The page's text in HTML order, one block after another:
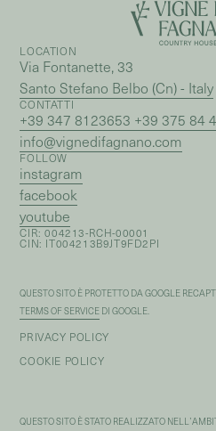
LOCATION
Via Fontanette, 33
Santo Stefano Belbo (Cn) - Italy
CONTATTI
+39 347 8123653 +39 375 84
info@vignedifagnano.com
FOLLOW
instagram
facebook
youtube
CIR: 004213-RCH-00001
CIN: IT004213B9JT9FD2PI
QUESTO SITO È PROTETTO DA GOOGLE
TERMS OF SERVICE DI GOOGLE.
PRIVACY POLICY
COOKIE POLICY
QUESTO SITO È STATO REALIZZATO